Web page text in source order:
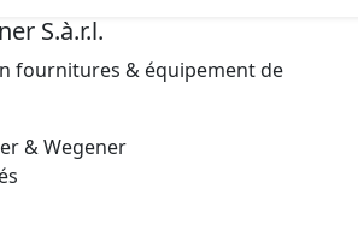
S.à.r.l.
fournitures & équipement de
& Wegener